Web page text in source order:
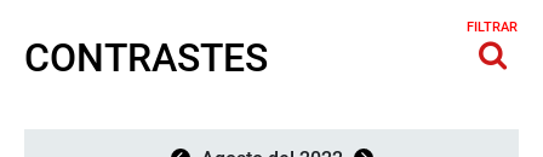
CONTRASTES
FILTRAR